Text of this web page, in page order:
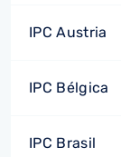
IPC Austria
IPC Bélgica
IPC Brasil